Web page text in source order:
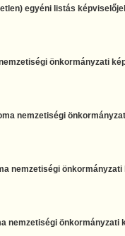
egyéni listás
önkormányzati
nemzetiségi
nemzetiségi
nemzetiségi önkormányzati